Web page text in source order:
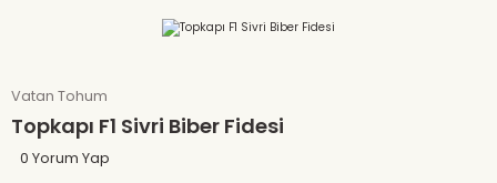
Vatan Tohum
Topkapı F1 Sivri Biber Fidesi
0 Yorum Yap